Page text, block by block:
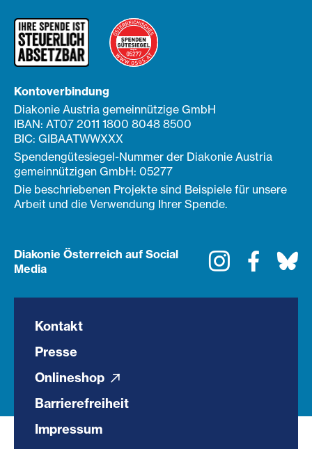
Kontoverbindung
Diakonie Austria gemeinnützige GmbH
IBAN: AT07 2011 1800 8048 8500
BIC: GIBAATWWXXX
Spendengütesiegel-Nummer der Diakonie Austria
gemeinnützigen GmbH: 05277
Die beschriebenen Projekte sind Beispiele für unsere
Arbeit und die Verwendung Ihrer Spende.
Diakonie Österreich auf Social
Media
Instagram
Kontakt
Presse
Onlineshop
Barrierefreiheit
Impressum